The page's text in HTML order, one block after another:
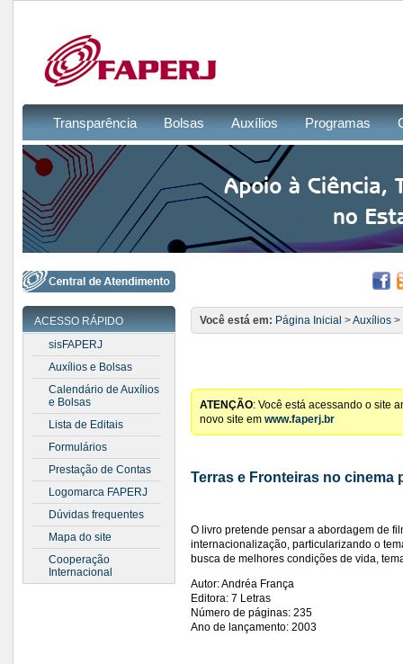
Transparência Bolsas Auxílios Programas
ACESSO RÁPIDO
sisFAPERJ
Auxílios e Bolsas
Calendário de Auxílios
e Bolsas
Lista de Editais
Formulários
Prestação de Contas
Logomarca FAPERJ
Dúvidas frequentes
Mapa do site
Cooperação
Internacional
Você está em: Página Inicial >Auxílios >
ATENÇÃO: Você está acessando o site
novo site em www.faperj.br
Terras e Fronteiras no
O livro pretende pensar a abordagem de
internacionalização, particularizando o
busca de melhores condições de vida,
Autor: Andréa França
Editora: 7 Letras
Número de páginas: 235
Ano de lançamento: 2003